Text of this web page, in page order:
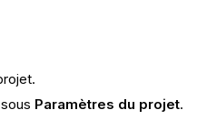
sous Paramètres du projet.